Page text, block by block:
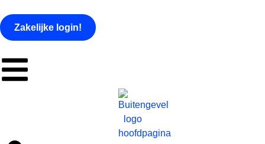
Zakelijke login!